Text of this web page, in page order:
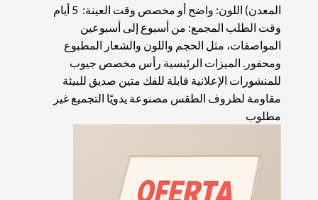
المعدن) اللون: واضح أو مخصص وقت العينة: 5 أيام
وقت الطلب المجمع: من أسبوع إلى أسبوعين
المواصفات، مثل الحجم واللون والشعار المطبوع
ومحفور. الميزات الرئيسية رأس مخصص جيوب
للمنشورات الإعلانية قابلة للفك متين صديق للبيئة
مقاومة لظروف الطقس مصنوعة يدويًا التجميع غير
مطلوب